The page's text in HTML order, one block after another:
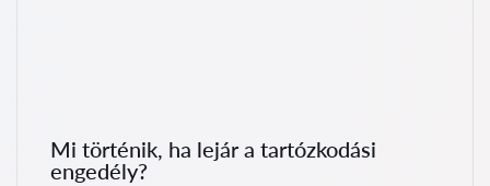
Mi történik, ha lejár a tartózkodási
engedély?